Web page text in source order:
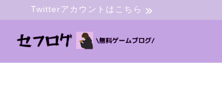
Twitterアカウントはこちら